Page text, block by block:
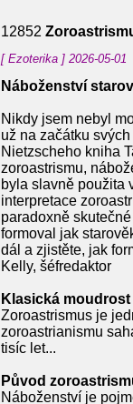
12852
[ Ezoterika ] 2026-05-01
Náboženství
Nikdy jsem nebyl
už na začátku
Nietzscheho kniha
zoroastrismu,
byla slavně použita
interpretace
paradoxně
formoval jak
dál a zjistěte, jak
Kelly, šéfredaktor
Klasická moudrost
Zoroastrismus je
zoroastrianismu
tisíc let...
Původ
Náboženství je